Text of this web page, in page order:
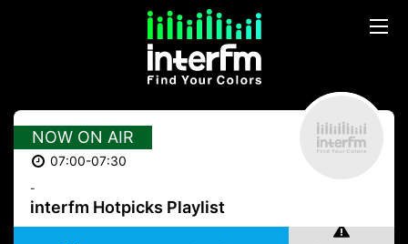
NOW ON AIR
07:00-07:30
-
interfm Hotpicks Playlist